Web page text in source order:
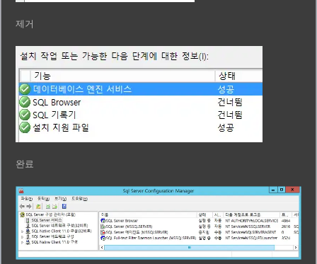
제거
완료